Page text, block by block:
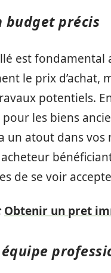
budget précis
est fondamental
le prix d’achat,
potentiels.
les biens
un atout dans vos
de se voir
Obtenir un pret